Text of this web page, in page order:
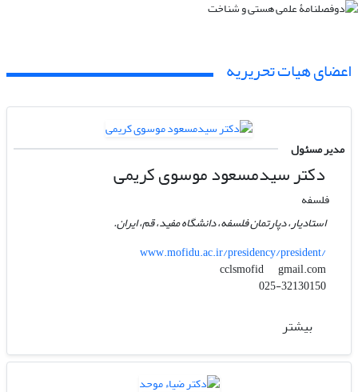
اعضای هیات تحریریه
مدیر مسئول
دکتر سیدمسعود موسوی کریمی
فلسفه
استادیار، دپارتمان فلسفه، دانشگاه مفید، قم، ایران.
www.mofidu.ac.ir/presidency/president/
cclsmofid
gmail.com
025-32130150
بیشتر